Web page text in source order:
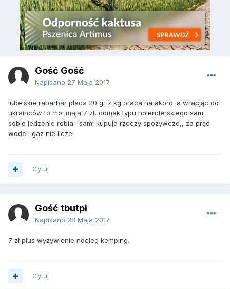
Gość Gość
Napisano 27 Maja 2017
lubelskie rabarbar płaca 20 gr z kg praca na akord. a wracjąc do
ukrainców to moi maja 7 zł, domek typu holenderskiego sami
sobie jedzenie robia i sami kupuja rzeczy spozywcze,, za prąd
wode i gaz nie licze
Cytuj
Gość tbutpi
Napisano 28 Maja 2017
7 zł plus wyżywienie nocleg kemping.
Cytuj